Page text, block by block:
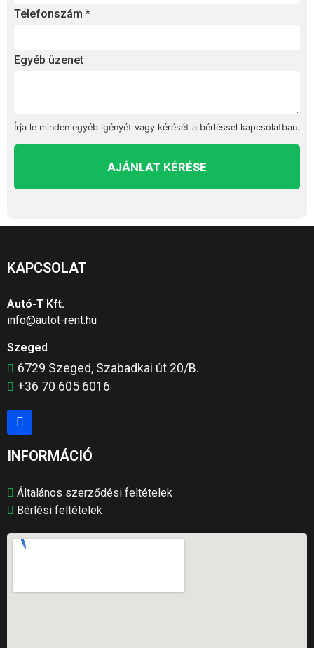
Telefonszám *
Egyéb üzenet
Írja le minden egyéb igényét vagy kérését a bérléssel kapcsolatban.
AJÁNLAT KÉRÉSE
KAPCSOLAT
Autó-T Kft.
info@autot-rent.hu
Szeged
6729 Szeged, Szabadkai út 20/B.
+36 70 605 6016
INFORMÁCIÓ
Általános szerződési feltételek
Bérlési feltételek